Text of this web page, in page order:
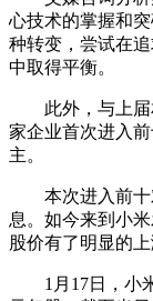
心技术的掌握和
种转变，尝试在
中取得平衡。
此外，与上届
家企业首次进入
主。
本次进入前十
息。如今来到小
股价有了明显的上
1月17日，小米